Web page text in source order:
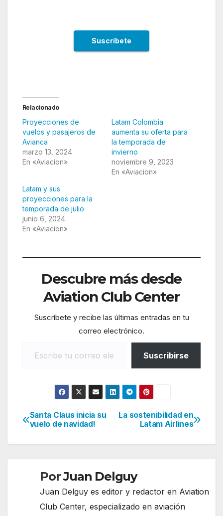
Relacionado
Proyecciones de
vuelos y pasajeros de
Avianca
marzo 13, 2024
En «Aviacion»
Latam Colombia
aumenta su oferta para
la temporada de
invierno
noviembre 9, 2023
En «Aviacion»
Latam y sus
proyecciones para la
temporada de julio
junio 6, 2024
En «Aviacion»
Descubre más desde
Aviation Club Center
Suscríbete y recibe las últimas entradas en tu
correo electrónico.
Suscribirse
Navegación
de
La sostenibilidad en
Latam Airlines
Santa Claus inicia su
vuelo de navidad!
PorJuan Delguy
Juan Delguy es editor y redactor en Aviation
Club Center, especializado en aviación